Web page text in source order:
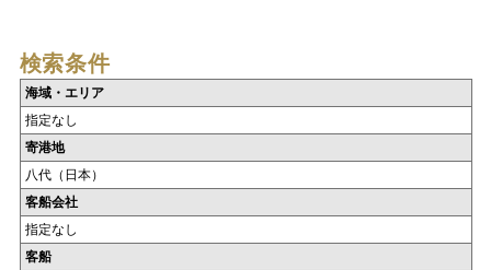
検索条件
海域・エリア
指定なし
寄港地
八代（日本）
客船会社
指定なし
客船